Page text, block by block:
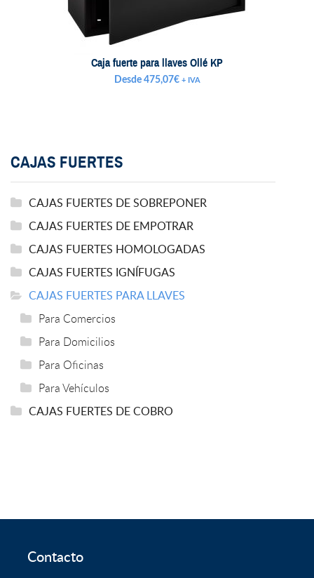
Caja fuerte para llaves Ollé KP
Desde475,07€ + IVA
CAJAS FUERTES
CAJAS FUERTES DE SOBREPONER
CAJAS FUERTES DE EMPOTRAR
CAJAS FUERTES HOMOLOGADAS
CAJAS FUERTES IGNÍFUGAS
CAJAS FUERTES PARA LLAVES
Para Comercios
Para Domicilios
Para Oficinas
Para Vehículos
CAJAS FUERTES DE COBRO
Contacto